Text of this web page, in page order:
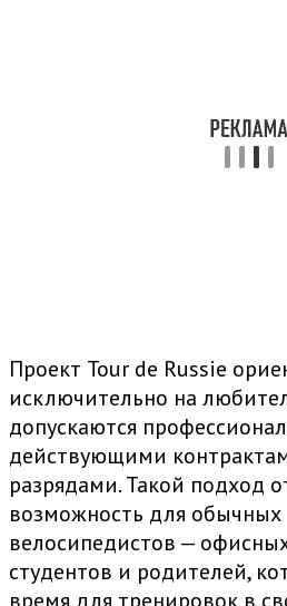
Проект Tour de Russie
исключительно на
допускаются
действующими
разрядами. Такой подход
возможность для обычных
велосипедистов —
студентов и родителей,